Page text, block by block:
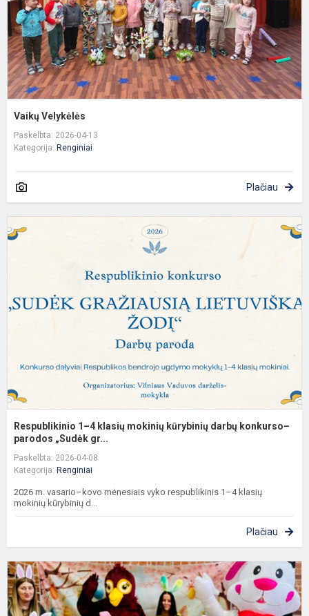
Vaikų Velykėlės
Paskelbta: 2026-04-13
Kategorija: Renginiai
Plačiau
Respublikinio 1–4 klasių mokinių kūrybinių darbų konkurso–
parodos „Sudėk gr...
Paskelbta: 2026-04-08
Kategorija: Renginiai
2026 m. vasario–kovo mėnesiais vyko respublikinis 1–4 klasių
mokinių kūrybinių d...
Plačiau